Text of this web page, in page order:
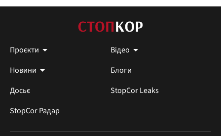
Проєкти
Відео
Новини
Блоги
Досьє
StopCor Leaks
StopCor Радар